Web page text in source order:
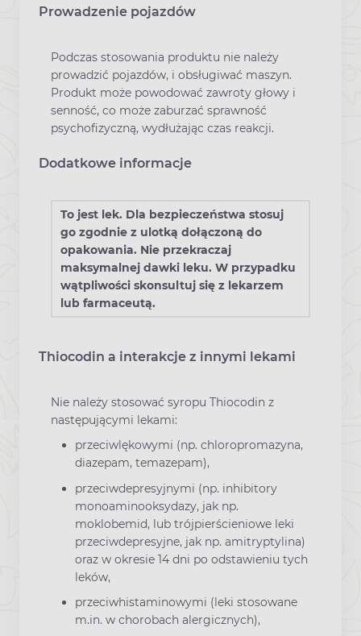
Prowadzenie pojazdów
Podczas stosowania produktu nie należy
prowadzić pojazdów, i obsługiwać maszyn.
Produkt może powodować zawroty głowy i
senność, co może zaburzać sprawność
psychofizyczną, wydłużając czas reakcji.
Dodatkowe informacje
To jest lek. Dla bezpieczeństwa stosuj
go zgodnie z ulotką dołączoną do
opakowania. Nie przekraczaj
maksymalnej dawki leku. W przypadku
wątpliwości skonsultuj się z lekarzem
lub farmaceutą.
Thiocodin a interakcje z innymi lekami
Nie należy stosować syropu Thiocodin z
następującymi lekami:
przeciwlękowymi (np. chloropromazyna,
diazepam, temazepam),
przeciwdepresyjnymi (np. inhibitory
monoaminooksydazy, jak np.
moklobemid, lub trójpierścieniowe leki
przeciwdepresyjne, jak np. amitryptylina)
oraz w okresie 14 dni po odstawieniu tych
leków,
przeciwhistaminowymi (leki stosowane
m.in. w chorobach alergicznych),